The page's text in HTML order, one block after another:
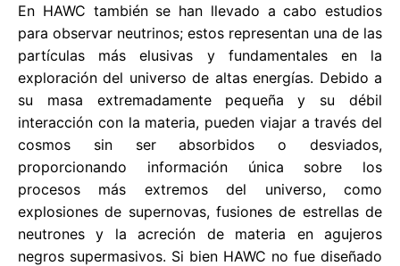
En HAWC también se han llevado a cabo estudios
para observar neutrinos; estos representan una de las
partículas más elusivas y fundamentales en la
exploración del universo de altas energías. Debido a
su masa extremadamente pequeña y su débil
interacción con la materia, pueden viajar a través del
cosmos sin ser absorbidos o desviados,
proporcionando información única sobre los
procesos más extremos del universo, como
explosiones de supernovas, fusiones de estrellas de
neutrones y la acreción de materia en agujeros
negros supermasivos. Si bien HAWC no fue diseñado